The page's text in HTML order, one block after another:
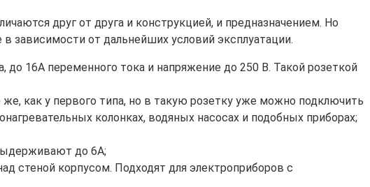
друг от друга и конструкцией, и предназначением. Но
зависимости от дальнейших условий эксплуатации.
16А переменного тока и напряжение до 250 В. Такой розеткой
как у первого типа, но в такую розетку уже можно подключить
колонках, водяных насосах и подобных приборах;
до 6А;
стеной корпусом. Подходят для электроприборов с